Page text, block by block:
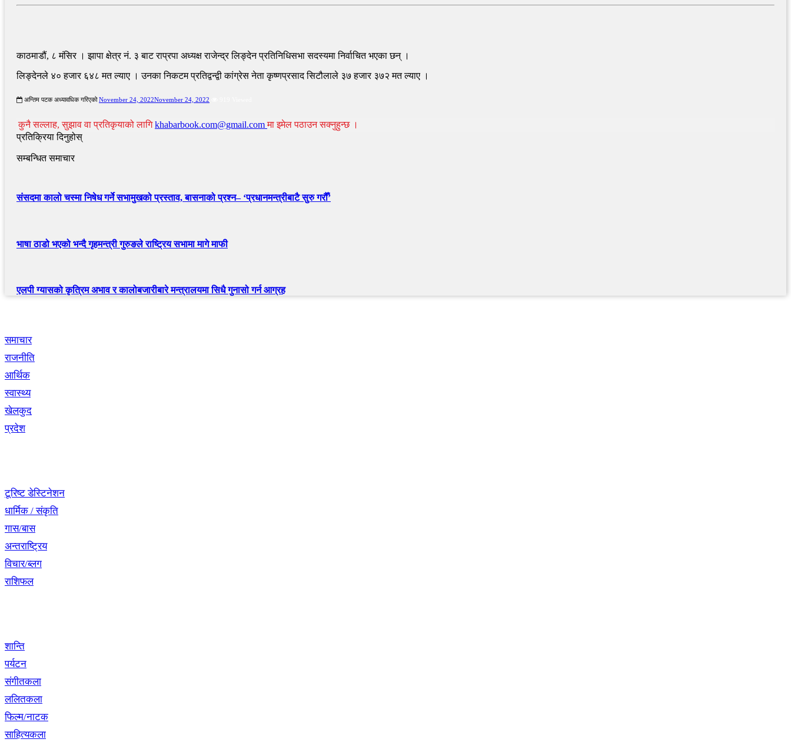
काठमाडौं, ८ मंसिर । झापा क्षेत्र नं. ३ बाट राप्रपा अध्यक्ष राजेन्द्र लिङ्देन प्रतिनिधिसभा सदस्यमा निर्वाचित भएका छन् ।
लिङ्देनले ४० हजार ६४८ मत ल्याए । उनका निकटम प्रतिद्वन्द्वी कांग्रेस नेता कृष्णप्रसाद सिटौलाले ३७ हजार ३७२ मत ल्याए ।
अन्तिम पटक अध्यावधिक गरिएको November 24, 2022November 24, 2022
कुनै सल्लाह, सुझाव वा प्रतिकृयाको लागिkhabarbook.com@gmail.comमा इमेल पठाउन सक्नुहुन्छ ।
प्रतिक्रिया दिनुहोस्
सम्बन्धित समाचार
संसदमा कालो चस्मा निषेध गर्ने सभामुखको प्रस्ताव, बासनाको प्रश्न– ‘प्रधानमन्त्रीबाटै सुरु गरौँ’
भाषा ठाडो भएको भन्दै गृहमन्त्री गुरुङले राष्ट्रिय सभामा मागे माफी
एलपी ग्यासको कृत्रिम अभाव र कालोबजारीबारे मन्त्रालयमा सिधै गुनासो गर्न आग्रह
समाचार
राजनीति
आर्थिक
स्वास्थ्य
खेलकुद
प्रदेश
टूरिष्ट डेस्टिनेशन
धार्मिक / संकृति
गास/बास
अन्तराष्ट्रिय
विचार/ब्लग
राशिफल
शान्ति
पर्यटन
संगीतकला
ललितकला
फिल्म/नाटक
साहित्यकला